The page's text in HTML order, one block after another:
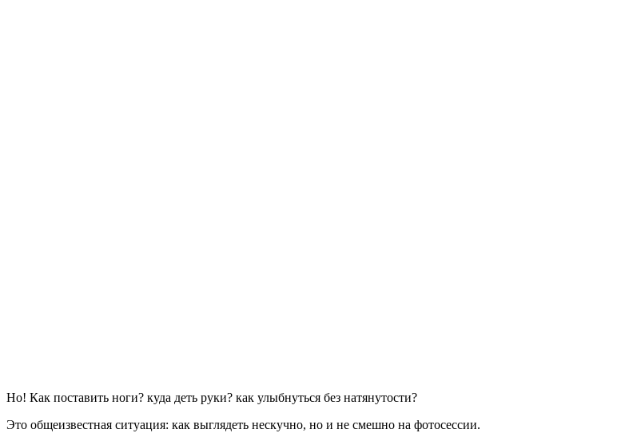
Но! Как поставить ноги? куда деть руки? как улыбнуться без натянутости?
Это общеизвестная ситуация: как выглядеть нескучно, но и не смешно на фотосессии.